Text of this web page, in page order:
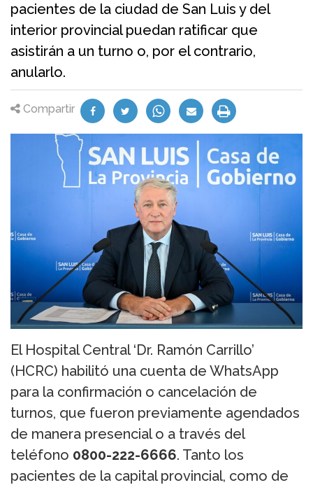
pacientes de la ciudad de San Luis y del
interior provincial puedan ratificar que
asistirán a un turno o, por el contrario,
anularlo.
Compartir
El Hospital Central ‘Dr. Ramón Carrillo’
(HCRC) habilitó una cuenta de WhatsApp
para la confirmación o cancelación de
turnos, que fueron previamente agendados
de manera presencial o a través del
teléfono 0800-222-6666. Tanto los
pacientes de la capital provincial, como de